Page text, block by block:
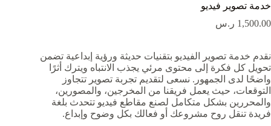
خدمة تصوير فيديو
1,500.00 ر.س
نقدم خدمة تصوير الفيديو بتقنيات حديثة ورؤية إبداعية تضمن
تحويل كل فكرة إلى محتوى مرئي يجذب الانتباه ويترك أثرًا
واضحًا لدى الجمهور. نسعى لتقديم تجربة تصوير تتجاوز
التوقعات، حيث يعمل فريقنا من المخرجين، والمصورين،
والمحررين بشكل متكامل لصنع مقاطع فيديو تتحدث بلغة
فريدة تنقل روح مشروعك أو فعالك بكل وضوح وإبداع.